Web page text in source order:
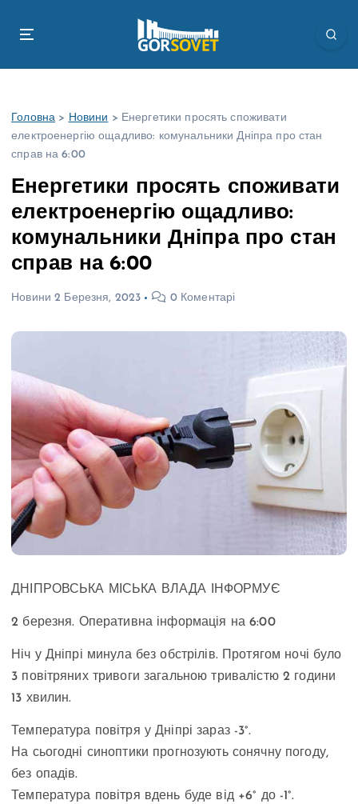
Головна > Новини > Енергетики просять споживати
електроенергію ощадливо: комунальники Дніпра про стан
справ на 6:00
Енергетики просять споживати
електроенергію ощадливо:
комунальники Дніпра про стан
справ на 6:00
Новини 2 Березня, 2023 0 Коментарі
ДНІПРОВСЬКА МІСЬКА ВЛАДА ІНФОРМУЄ
2 березня. Оперативна інформація на 6:00
Ніч у Дніпрі минула без обстрілів. Протягом ночі було
3 повітряних тривоги загальною тривалістю 2 години
13 хвилин.
Температура повітря у Дніпрі зараз -3°.
На сьогодні синоптики прогнозують сонячну погоду,
без опадів.
Температура повітря вдень буде від +6° до -1°.